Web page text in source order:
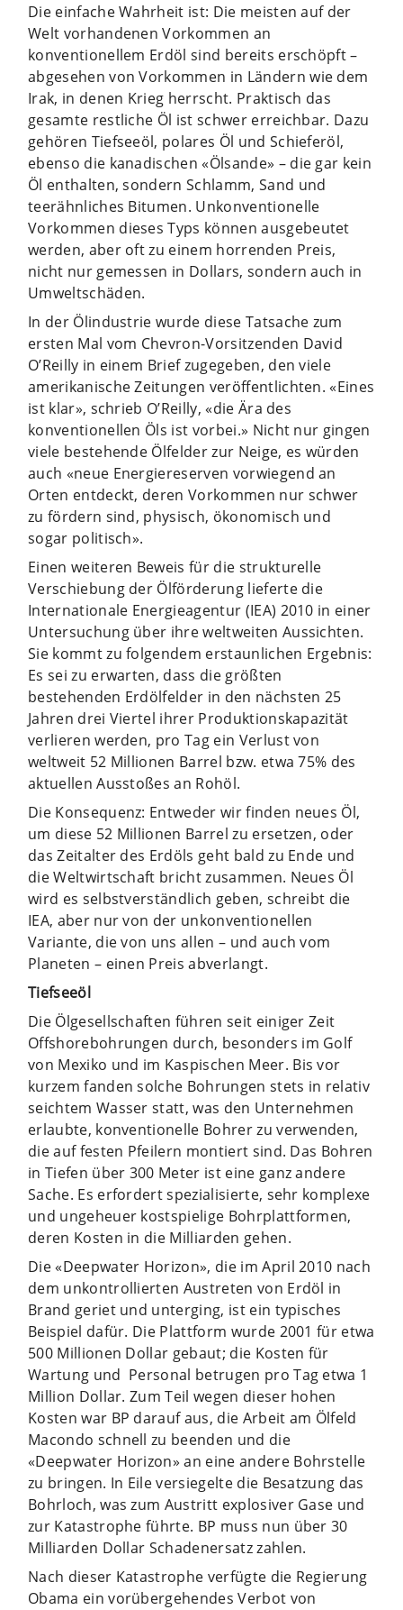
Die einfache Wahrheit ist: Die meisten auf der
Welt vorhandenen Vorkommen an
konventionellem Erdöl sind bereits erschöpft –
abgesehen von Vorkommen in Ländern wie dem
Irak, in denen Krieg herrscht. Praktisch das
gesamte restliche Öl ist schwer erreichbar. Dazu
gehören Tiefseeöl, polares Öl und Schieferöl,
ebenso die kanadischen «Ölsande» – die gar kein
Öl enthalten, sondern Schlamm, Sand und
teerähnliches Bitumen. Unkonventionelle
Vorkommen dieses Typs können ausgebeutet
werden, aber oft zu einem horrenden Preis,
nicht nur gemessen in Dollars, sondern auch in
Umweltschäden.
In der Ölindustrie wurde diese Tatsache zum
ersten Mal vom Chevron-Vorsitzenden David
O’Reilly in einem Brief zugegeben, den viele
amerikanische Zeitungen veröffentlichten. «Eines
ist klar», schrieb O’Reilly, «die Ära des
konventionellen Öls ist vorbei.» Nicht nur gingen
viele bestehende Ölfelder zur Neige, es würden
auch «neue Energiereserven vorwiegend an
Orten entdeckt, deren Vorkommen nur schwer
zu fördern sind, physisch, ökonomisch und
sogar politisch».
Einen weiteren Beweis für die strukturelle
Verschiebung der Ölförderung lieferte die
Internationale Energieagentur (IEA) 2010 in einer
Untersuchung über ihre weltweiten Aussichten.
Sie kommt zu folgendem erstaunlichen Ergebnis:
Es sei zu erwarten, dass die größten
bestehenden Erdölfelder in den nächsten 25
Jahren drei Viertel ihrer Produktionskapazität
verlieren werden, pro Tag ein Verlust von
weltweit 52 Millionen Barrel bzw. etwa 75% des
aktuellen Ausstoßes an Rohöl.
Die Konsequenz: Entweder wir finden neues Öl,
um diese 52 Millionen Barrel zu ersetzen, oder
das Zeitalter des Erdöls geht bald zu Ende und
die Weltwirtschaft bricht zusammen. Neues Öl
wird es selbstverständlich geben, schreibt die
IEA, aber nur von der unkonventionellen
Variante, die von uns allen – und auch vom
Planeten – einen Preis abverlangt.
Tiefseeöl
Die Ölgesellschaften führen seit einiger Zeit
Offshorebohrungen durch, besonders im Golf
von Mexiko und im Kaspischen Meer. Bis vor
kurzem fanden solche Bohrungen stets in relativ
seichtem Wasser statt, was den Unternehmen
erlaubte, konventionelle Bohrer zu verwenden,
die auf festen Pfeilern montiert sind. Das Bohren
in Tiefen über 300 Meter ist eine ganz andere
Sache. Es erfordert spezialisierte, sehr komplexe
und ungeheuer kostspielige Bohrplattformen,
deren Kosten in die Milliarden gehen.
Die «Deepwater Horizon», die im April 2010 nach
dem unkontrollierten Austreten von Erdöl in
Brand geriet und unterging, ist ein typisches
Beispiel dafür. Die Plattform wurde 2001 für etwa
500 Millionen Dollar gebaut; die Kosten für
Wartung und Personal betrugen pro Tag etwa 1
Million Dollar. Zum Teil wegen dieser hohen
Kosten war BP darauf aus, die Arbeit am Ölfeld
Macondo schnell zu beenden und die
«Deepwater Horizon» an eine andere Bohrstelle
zu bringen. In Eile versiegelte die Besatzung das
Bohrloch, was zum Austritt explosiver Gase und
zur Katastrophe führte. BP muss nun über 30
Milliarden Dollar Schadenersatz zahlen.
Nach dieser Katastrophe verfügte die Regierung
Obama ein vorübergehendes Verbot von